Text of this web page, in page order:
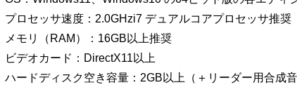
プロセッサ速度：2.0GHzi7 デュアルコアプロセッサ推奨
メモリ（RAM）：16GB以上推奨
ビデオカード：DirectX11以上
ハードディスク空き容量：2GB以上（＋リーダー用合成